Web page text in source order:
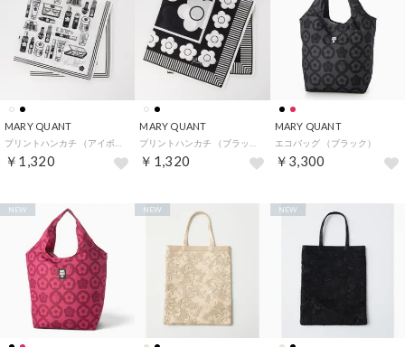
MARY QUANT
￥1,320
MARY QUANT
￥1,320
MARY QUANT
エコバッグ （ブラック）
￥3,300
NEW NEW NEW